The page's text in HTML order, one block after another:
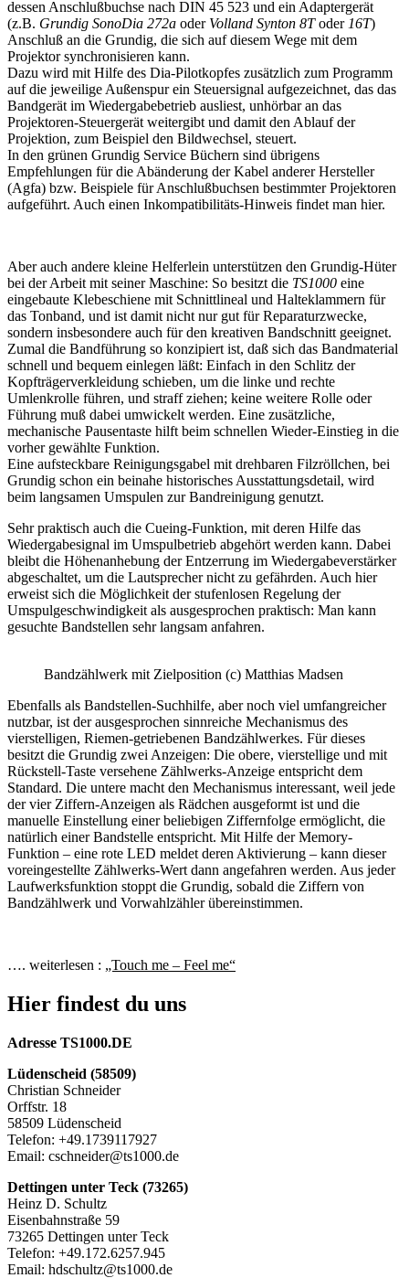
dessen Anschlußbuchse nach DIN 45 523 und ein Adaptergerät
(z.B. Grundig SonoDia 272a oder Volland Synton 8Toder 16T)
Anschluß an die Grundig, die sich auf diesem Wege mit dem
Projektor synchronisieren kann.
Dazu wird mit Hilfe des Dia-Pilotkopfes zusätzlich zum Programm
auf die jeweilige Außenspur ein Steuersignal aufgezeichnet, das das
Bandgerät im Wiedergabebetrieb ausliest, unhörbar an das
Projektoren-Steuergerät weitergibt und damit den Ablauf der
Projektion, zum Beispiel den Bildwechsel, steuert.
In den grünen Grundig Service Büchern sind übrigens
Empfehlungen für die Abänderung der Kabel anderer Hersteller
(Agfa) bzw. Beispiele für Anschlußbuchsen bestimmter Projektoren
aufgeführt. Auch einen Inkompatibilitäts-Hinweis findet man hier.
Aber auch andere kleine Helferlein unterstützen den Grundig-Hüter
bei der Arbeit mit seiner Maschine: So besitzt die TS1000 eine
eingebaute Klebeschiene mit Schnittlineal und Halteklammern für
das Tonband, und ist damit nicht nur gut für Reparaturzwecke,
sondern insbesondere auch für den kreativen Bandschnitt geeignet.
Zumal die Bandführung so konzipiert ist, daß sich das Bandmaterial
schnell und bequem einlegen läßt: Einfach in den Schlitz der
Kopfträgerverkleidung schieben, um die linke und rechte
Umlenkrolle führen, und straff ziehen; keine weitere Rolle oder
Führung muß dabei umwickelt werden. Eine zusätzliche,
mechanische Pausentaste hilft beim schnellen Wieder-Einstieg in die
vorher gewählte Funktion.
Eine aufsteckbare Reinigungsgabel mit drehbaren Filzröllchen, bei
Grundig schon ein beinahe historisches Ausstattungsdetail, wird
beim langsamen Umspulen zur Bandreinigung genutzt.
Sehr praktisch auch die Cueing-Funktion, mit deren Hilfe das
Wiedergabesignal im Umspulbetrieb abgehört werden kann. Dabei
bleibt die Höhenanhebung der Entzerrung im Wiedergabeverstärker
abgeschaltet, um die Lautsprecher nicht zu gefährden. Auch hier
erweist sich die Möglichkeit der stufenlosen Regelung der
Umspulgeschwindigkeit als ausgesprochen praktisch: Man kann
gesuchte Bandstellen sehr langsam anfahren.
Bandzählwerk mit Zielposition (c) Matthias Madsen
Ebenfalls als Bandstellen-Suchhilfe, aber noch viel umfangreicher
nutzbar, ist der ausgesprochen sinnreiche Mechanismus des
vierstelligen, Riemen-getriebenen Bandzählwerkes. Für dieses
besitzt die Grundig zwei Anzeigen: Die obere, vierstellige und mit
Rückstell-Taste versehene Zählwerks-Anzeige entspricht dem
Standard. Die untere macht den Mechanismus interessant, weil jede
der vier Ziffern-Anzeigen als Rädchen ausgeformt ist und die
manuelle Einstellung einer beliebigen Ziffernfolge ermöglicht, die
natürlich einer Bandstelle entspricht. Mit Hilfe der Memory-
Funktion – eine rote LED meldet deren Aktivierung – kann dieser
voreingestellte Zählwerks-Wert dann angefahren werden. Aus jeder
Laufwerksfunktion stoppt die Grundig, sobald die Ziffern von
Bandzählwerk und Vorwahlzähler übereinstimmen.
…. weiterlesen : „Touch me – Feel me“
Hier findest du uns
Adresse TS1000.DE
Lüdenscheid (58509)
Christian Schneider
Orffstr. 18
58509 Lüdenscheid
Telefon: +49.1739117927
Email: cschneider@ts1000.de
Dettingen unter Teck (73265)
Heinz D. Schultz
Eisenbahnstraße 59
73265 Dettingen unter Teck
Telefon: +49.172.6257.945
Email: hdschultz@ts1000.de